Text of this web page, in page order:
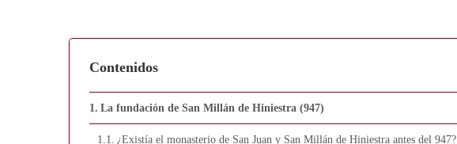
Contenidos
La fundación de San Millán de Hiniestra (947)
¿Existía el monasterio de San Juan y San Millán de Hiniestra antes del 947?